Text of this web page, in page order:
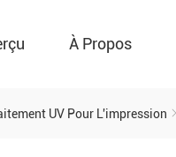
À Propos
UV Pour L'impression